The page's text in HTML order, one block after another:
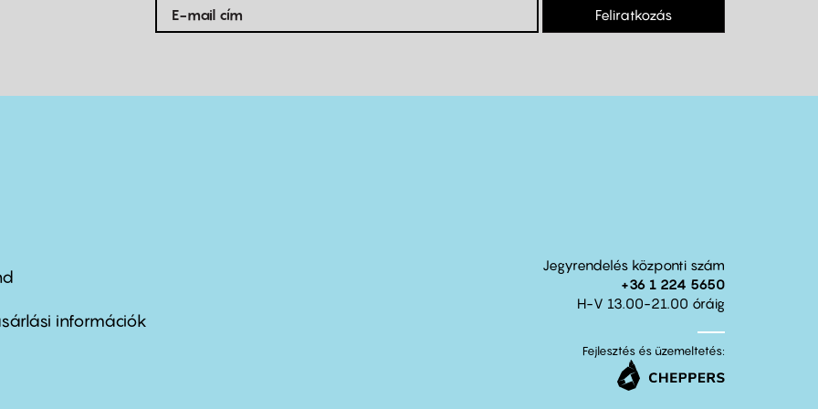
Feliratkozás
információk
Jegyrendelés központi szám
+36 1 224 5650
H-V 13.00-21.00 óráig
Fejlesztés és üzemeltetés: